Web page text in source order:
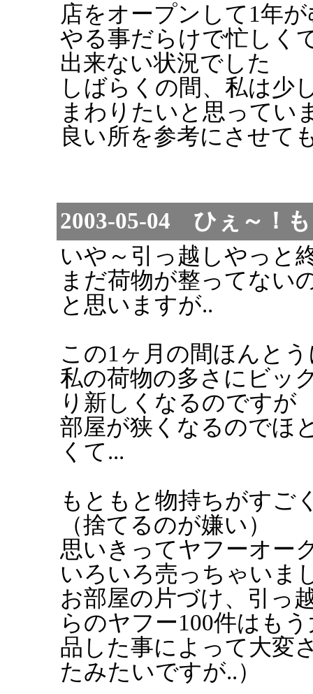
店をオープンして1年
やる事だらけで忙しく
出来ない状況でした
しばらくの間、私は少
まわりたいと思ってい
良い所を参考にさせて
2003-05-04 ひぇ～！
いや～引っ越しやっと
まだ荷物が整ってない
と思いますが..
この1ヶ月の間ほんと
私の荷物の多さにビッ
り新しくなるのですが
部屋が狭くなるのでほ
くて...
もともと物持ちがすご
（捨てるのが嫌い）
思いきってヤフーオー
いろいろ売っちゃいま
お部屋の片づけ、引っ
らのヤフー100件はも
品した事によって大変
たみたいですが..）